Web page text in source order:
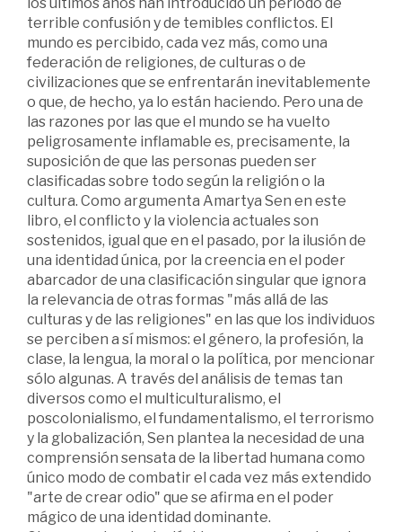
terrible confusión y de temibles conflictos. El
mundo es percibido, cada vez más, como una
federación de religiones, de culturas o de
civilizaciones que se enfrentarán inevitablemente
o que, de hecho, ya lo están haciendo. Pero una de
las razones por las que el mundo se ha vuelto
peligrosamente inflamable es, precisamente, la
suposición de que las personas pueden ser
clasificadas sobre todo según la religión o la
cultura. Como argumenta Amartya Sen en este
libro, el conflicto y la violencia actuales son
sostenidos, igual que en el pasado, por la ilusión de
una identidad única, por la creencia en el poder
abarcador de una clasificación singular que ignora
la relevancia de otras formas "más allá de las
culturas y de las religiones" en las que los individuos
se perciben a sí mismos: el género, la profesión, la
clase, la lengua, la moral o la política, por mencionar
sólo algunas. A través del análisis de temas tan
diversos como el multiculturalismo, el
poscolonialismo, el fundamentalismo, el terrorismo
y la globalización, Sen plantea la necesidad de una
comprensión sensata de la libertad humana como
único modo de combatir el cada vez más extendido
"arte de crear odio" que se afirma en el poder
mágico de una identidad dominante.